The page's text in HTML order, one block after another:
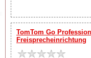
TomTom Go
Freisprecheinrichtung